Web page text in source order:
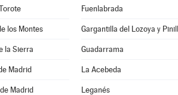
Fuenlabrada
los Montes
la Sierra Guadarrama
Madrid La Acebeda
Madrid Leganés